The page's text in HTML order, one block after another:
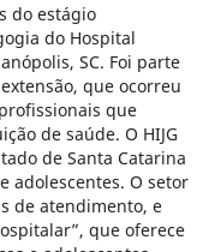
do estágio
do Hospital
SC. Foi parte
que ocorreu
que
de saúde. O HIJG
de Santa Catarina
adolescentes. O setor
de atendimento, e
que oferece